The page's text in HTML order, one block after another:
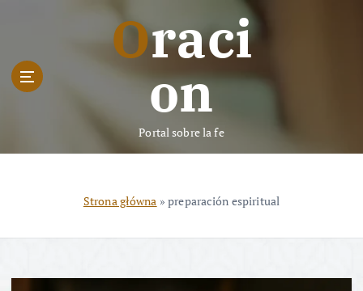
n
Oraci
on
Portal sobre la fe
Strona główna »preparación espiritual